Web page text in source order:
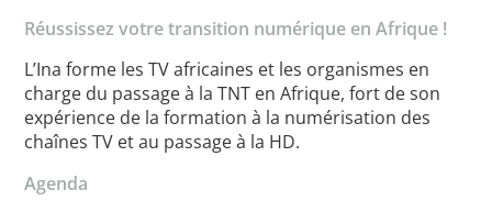
Réussissez votre transition numérique en Afrique !
L’Ina forme les TV africaines et les organismes en
charge du passage à la TNT en Afrique, fort de son
expérience de la formation à la numérisation des
chaînes TV et au passage à la HD.
Agenda